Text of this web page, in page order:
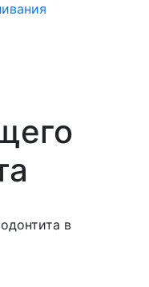
в